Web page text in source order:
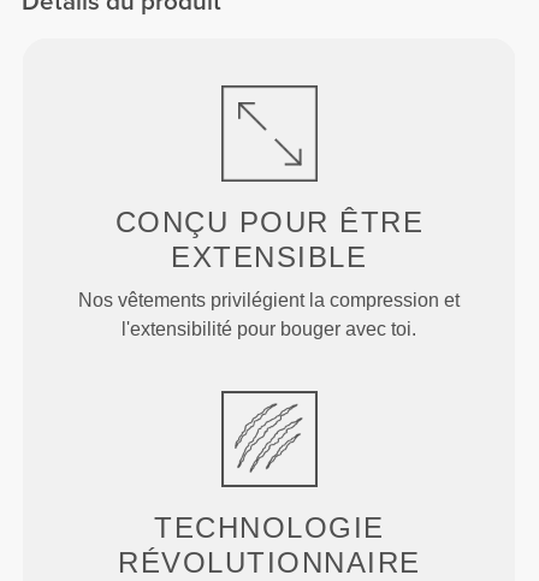
CONÇU POUR ÊTRE
EXTENSIBLE
Nos vêtements privilégient la compression et
l'extensibilité pour bouger avec toi.
TECHNOLOGIE
RÉVOLUTIONNAIRE